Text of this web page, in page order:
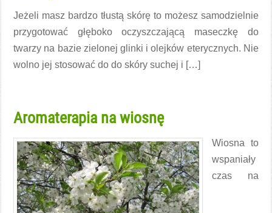
Jeżeli masz bardzo tłustą skórę to możesz samodzielnie
przygotować głęboko oczyszczającą maseczkę do
twarzy na bazie zielonej glinki i olejków eterycznych. Nie
wolno jej stosować do do skóry suchej i […]
Aromaterapia na wiosnę
Wiosna to
wspaniały
czas na